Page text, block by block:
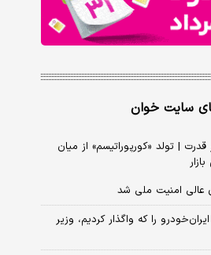
سایت خوان
قدرت | تولد «کورپوراتیسم» از میان
امنیت ملی شد
را که واگذار کردیم، وزیر